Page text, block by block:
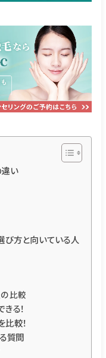
い
び方と向いている人
比較
る！
較！
質問